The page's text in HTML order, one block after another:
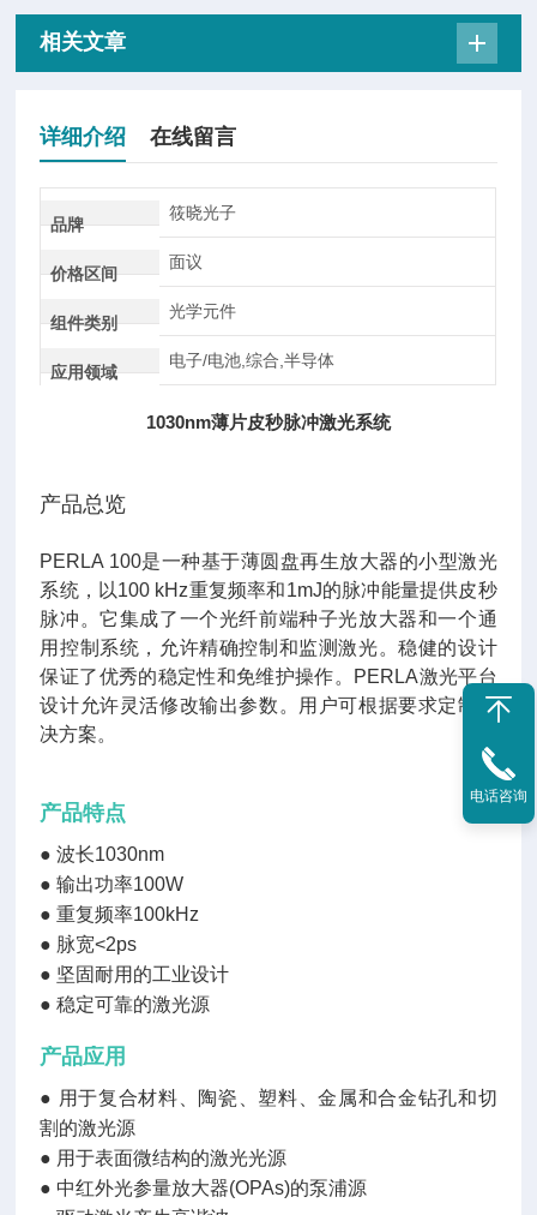
相关文章
详细介绍 在线留言
品牌
筱晓光子
价格区间
面议
组件类别
光学元件
应用领域
电子/电池,综合,半导体
1030nm薄片皮秒脉冲激光系统
产品总览
PERLA 100是一种基于薄圆盘再生放大器的小型激光
系统，以100 kHz重复频率和1mJ的脉冲能量提供皮秒
脉冲。它集成了一个光纤前端种子光放大器和一个通
用控制系统，允许精确控制和监测激光。稳健的设计
保证了优秀的稳定性和免维护操作。PERLA激光平台
设计允许灵活修改输出参数。用户可根据要求定制解
决方案。
产品特点
●波长1030nm
●输出功率100W
●重复频率100kHz
● 脉宽<2ps
● 坚固耐用的工业设计
●稳定可靠的激光源
产品应用
● 用于复合材料、陶瓷、塑料、金属和合金钻孔和切
割的激光源
● 用于表面微结构的激光光源
● 中红外光参量放大器(OPAs)的泵浦源
电话咨询